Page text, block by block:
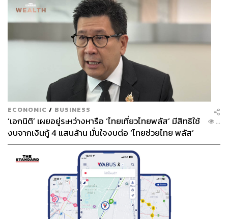
กับการทดสอบขีปนาวุธของเกาหลีเหนือมากที่สุด นั่นก็เพราะ
ขีปนาวุธที่เกาหลีเหนือทดสอบหลายครั้งตกลงในบริเวณ
ทะเลญี่ปุ่น ซึ่งอยู่ตรงกลางระหว่างเกาหลีเหนือ เกาหลีใต้
ญี่ปุ่น และรัสเซีย ขณะที่ขีปนาวุธข้ามทวีปอาจยิงได้ไกลถึง
ประเทศไทยอยู่ห่างจากเกาหลีเหนือประมาณ 3,700
กิโลเมตร นั่นหมายความว่าประเทศไทยอยู่ในพิสัยการยิงปาน
กลางของขีปนาวุธเกาหลีเหนือ (มูซูดัน) ซึ่งอยู่ในระหว่างการ
ทดสอบ แต่ความน่าหวาดวิตกยิ่งกว่าในการจัดการปัญหา
เกาหลีเหนือไม่ใช่การอยู่ในพิสัยการยิง แต่คือสภาวะ
ตึงเครียดอันมาจากการเตรียมพร้อมสู้รบของฝ่ายสหรัฐฯ-
ญี่ปุ่น-เกาหลีใต้ และฝ่ายเกาหลีเหนือ ซึ่งในสภาวะเช่นนี้ ไทย
อาจจะถูกบีบให้ต้องเลือกฝ่ายใดฝ่ายหนึ่งที่ชัดเจน
ยิ่งกว่านั้น ความไม่มั่นคงอันเกิดจากสงครามยังเกี่ยวข้อง
กับความไม่มั่นคงของคน และอาจนำไปสู่การอพยพของชาว
เกาหลีเหนือจำนวนมากไปยังจีน และเรื่อยมายังประเทศใน
เอเชียตะวันออกเฉียงใต้ ซึ่งเป็นเส้นทางอพยพโดยปกติของ
ECONOMIC / BUSINESS
‘เอกนิติ’ เผยอยู่ระหว่างหารือ ‘ไทยเที่ยวไทยพลัส’ มีสิทธิใช้
งบจากเงินกู้ 4 แสนล้าน มั่นใจงบต่อ ‘ไทยช่วยไทย พลัส’
เฟส 2 มีเพียงพอ
...